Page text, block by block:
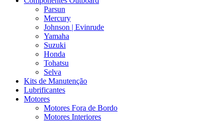
Parsun
Mercury
Johnson | Evinrude
Yamaha
Suzuki
Honda
Tohatsu
Selva
Kits de Manutenção
Lubrificantes
Motores
Motores Fora de Bordo
Motores Interiores